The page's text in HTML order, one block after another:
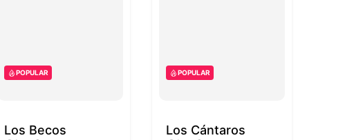
POPULAR
Los Becos
POPULAR
Los Cántaros